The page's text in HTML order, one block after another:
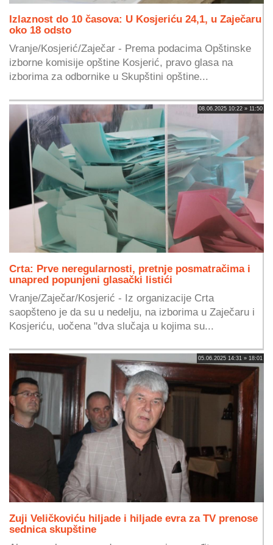
Izlaznost do 10 časova: U Kosjeriću 24,1, u Zaječaru
oko 18 odsto
Vranje/Kosjerić/Zaječar - Prema podacima Opštinske
izborne komisije opštine Kosjerić, pravo glasa na
izborima za odbornike u Skupštini opštine...
08.06.2025 10:22 » 11:50
Crta: Prve neregularnosti, pretnje posmatračima i
unapred popunjeni glasački listići
Vranje/Zaječar/Kosjerić - Iz organizacije Crta
saopšteno je da su u nedelju, na izborima u Zaječaru i
Kosjeriću, uočena "dva slučaja u kojima su...
05.06.2025 14:31 » 18:01
Zuji Veličkoviću hiljade i hiljade evra za TV prenose
sednica skupštine